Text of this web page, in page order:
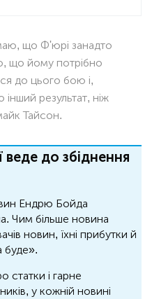
що Ф'юрі занадто
що йому потрібно
до цього бою і,
результат, ніж
Тайсон.
до збіднення
Ендрю Бойда
Чим більше новина
новин, їхні прибутки й
буде».
статки і гарне
у кожній новині